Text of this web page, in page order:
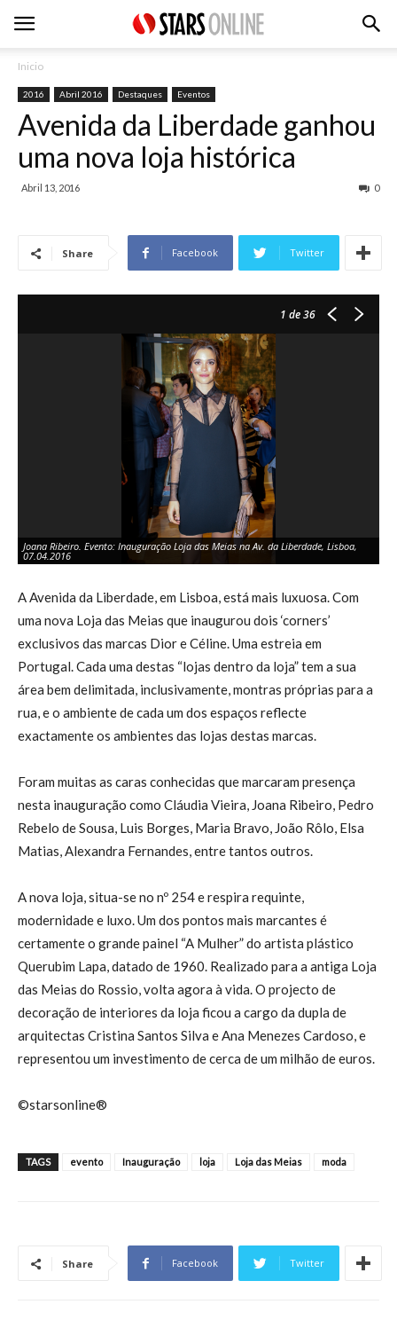
Inicio
2016 Abril 2016 Destaques Eventos
Avenida da Liberdade ganhou
uma nova loja histórica
Abril 13, 2016 0
Share Facebook Twitter
1 de 36
Joana Ribeiro. Evento: Inauguração Loja das Meias na Av. da Liberdade, Lisboa,
07.04.2016
A Avenida da Liberdade, em Lisboa, está mais luxuosa. Com
uma nova Loja das Meias que inaugurou dois ‘corners’
exclusivos das marcas Dior e Céline. Uma estreia em
Portugal. Cada uma destas “lojas dentro da loja” tem a sua
área bem delimitada, inclusivamente, montras próprias para a
rua, e o ambiente de cada um dos espaços reflecte
exactamente os ambientes das lojas destas marcas.
Foram muitas as caras conhecidas que marcaram presença
nesta inauguração como Cláudia Vieira, Joana Ribeiro, Pedro
Rebelo de Sousa, Luis Borges, Maria Bravo, João Rôlo, Elsa
Matias, Alexandra Fernandes, entre tantos outros.
A nova loja, situa-se no nº 254 e respira requinte,
modernidade e luxo. Um dos pontos mais marcantes é
certamente o grande painel “A Mulher” do artista plástico
Querubim Lapa, datado de 1960. Realizado para a antiga Loja
das Meias do Rossio, volta agora à vida. O projecto de
decoração de interiores da loja ficou a cargo da dupla de
arquitectas Cristina Santos Silva e Ana Menezes Cardoso, e
representou um investimento de cerca de um milhão de euros.
©starsonline®
TAGS evento Inauguração loja Loja das Meias moda
Share Facebook Twitter